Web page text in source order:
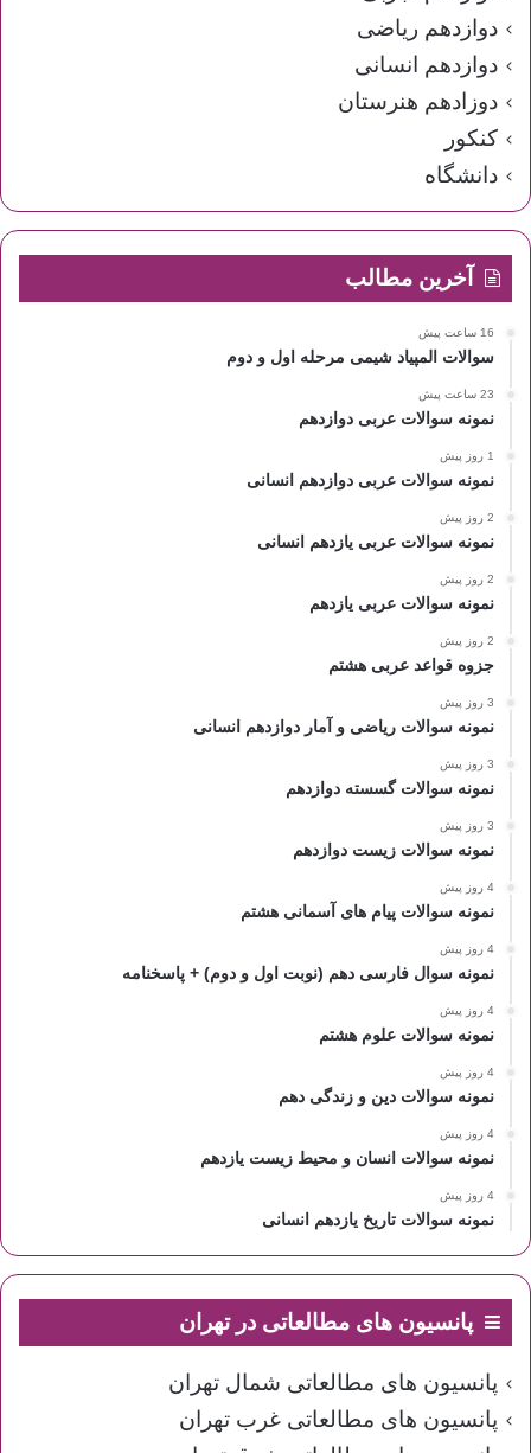
دوازدهم ریاضی
دوازدهم انسانی
دوزادهم هنرستان
کنکور
دانشگاه
آخرین مطالب
16 ساعت پیش
سوالات المپیاد شیمی مرحله اول و دوم
23 ساعت پیش
نمونه سوالات عربی دوازدهم
1 روز پیش
نمونه سوالات عربی دوازدهم انسانی
2 روز پیش
نمونه سوالات عربی یازدهم انسانی
2 روز پیش
نمونه سوالات عربی یازدهم
2 روز پیش
جزوه قواعد عربی هشتم
3 روز پیش
نمونه سوالات ریاضی و آمار دوازدهم انسانی
3 روز پیش
نمونه سوالات گسسته دوازدهم
3 روز پیش
نمونه سوالات زیست دوازدهم
4 روز پیش
نمونه سوالات پیام های آسمانی هشتم
4 روز پیش
نمونه سوال فارسی دهم (نوبت اول و دوم) + پاسخنامه
4 روز پیش
نمونه سوالات علوم هشتم
4 روز پیش
نمونه سوالات دین و زندگی دهم
4 روز پیش
نمونه سوالات انسان و محیط زیست یازدهم
4 روز پیش
نمونه سوالات تاریخ یازدهم انسانی
پانسیون های مطالعاتی در تهران
پانسیون های مطالعاتی شمال تهران
پانسیون های مطالعاتی غرب تهران